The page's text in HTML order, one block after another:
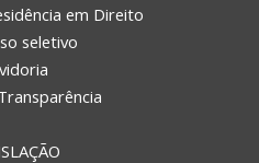
em Direito
seletivo